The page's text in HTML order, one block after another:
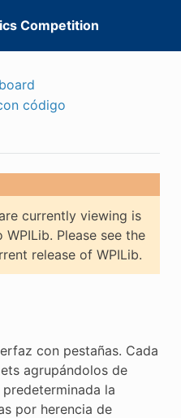
Competition
código
currently viewing is
Please see the
release of WPILib.
con pestañas. Cada
agrupándolos de
la
por herencia de